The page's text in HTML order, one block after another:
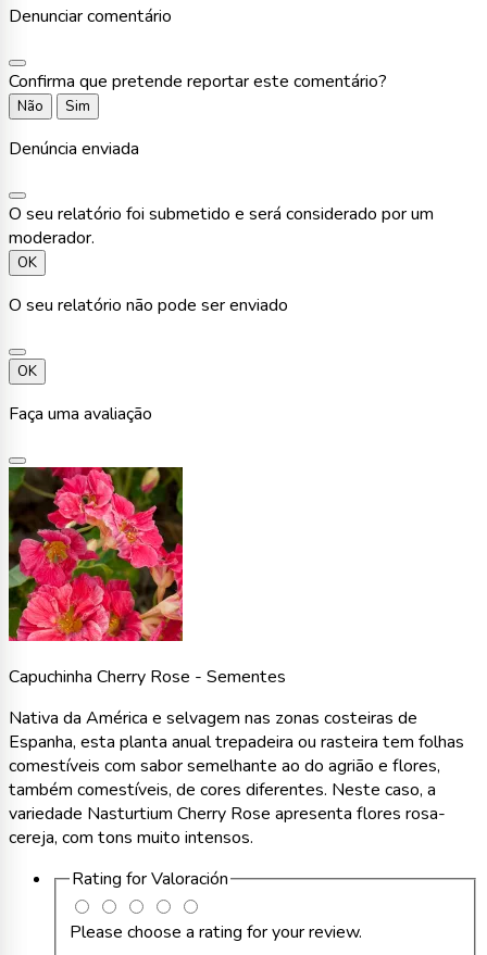
Denunciar comentário
Confirma que pretende reportar este comentário?
Não Sim
Denúncia enviada
O seu relatório foi submetido e será considerado por um
moderador.
OK
O seu relatório não pode ser enviado
OK
Faça uma avaliação
Capuchinha Cherry Rose - Sementes
Nativa da América e selvagem nas zonas costeiras de
Espanha, esta planta anual trepadeira ou rasteira tem folhas
comestíveis com sabor semelhante ao do agrião e flores,
também comestíveis, de cores diferentes. Neste caso, a
variedade Nasturtium Cherry Rose apresenta flores rosa-
cereja, com tons muito intensos.
Rating forValoración
Please choose a rating for your review.